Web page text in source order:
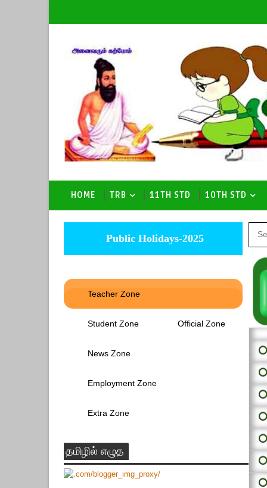
HOME TRB 11TH STD 10TH STD
Public Holidays-2025
Teacher Zone
Student Zone Official Zone
News Zone
Employment Zone
Extra Zone
தமிழில் எழுத